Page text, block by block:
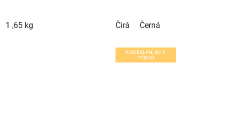
1 ,65 kg Čirá Černá
K ODESLÁNÍ DO 6
TÝDNŮ